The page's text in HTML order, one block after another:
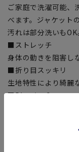
ご家庭で洗濯可能、
べます。ジャケット
汚れは部分洗いもOK
■ストレッチ
身体の動きを阻害し
■折り目スッキリ
生地特性により綺麗
■Plastics Smart
この商品はリサイ
ECOBLUE®はマテ